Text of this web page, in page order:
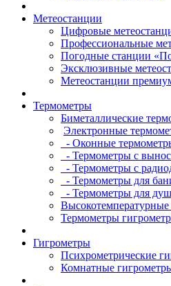
Метеостанции
Цифровые
Профессиональные
Погодные станции
Эксклюзивные
Метеостанции
Термометры
Биметаллические
Электронные
- Оконные
- Термометры с
- Термометры с
- Термометры для
- Термометры для
Термометры
Гигрометры
Психрометрические
Комнатные